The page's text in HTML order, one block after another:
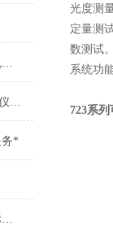
2000型混凝土试件大行程压力机产品报价
HSP-355型补偿混凝土收缩膨胀仪结构性能特点
务*
水泥强度是衡量水泥质量的指标，需要通过水泥压力试验机来检测
光度测
定量测
数测试
系统功
723系